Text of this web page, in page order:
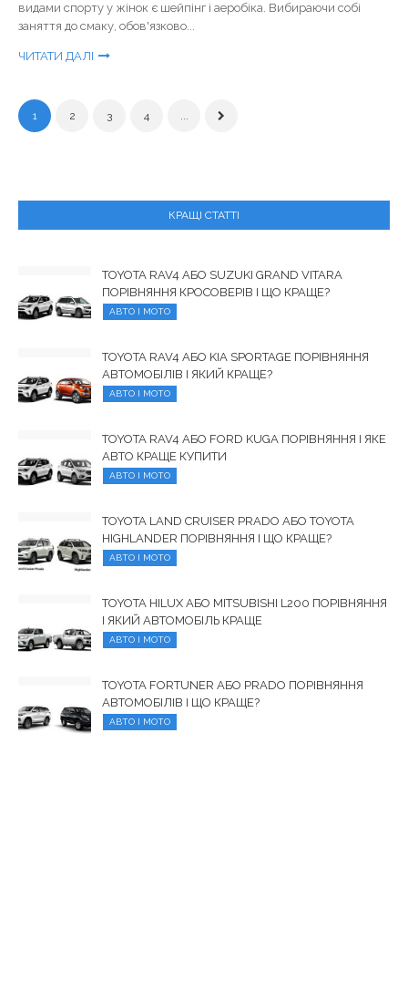
видами спорту у жінок є шейпінг і аеробіка. Вибираючи собі
заняття до смаку, обов'язково...
ЧИТАТИ ДАЛІ
1 2 3 4 ...
КРАЩІ СТАТТІ
TOYOTA RAV4 АБО SUZUKI GRAND VITARA
ПОРІВНЯННЯ КРОСОВЕРІВ І ЩО КРАЩЕ?
АВТО І МОТО
TOYOTA RAV4 АБО KIA SPORTAGE ПОРІВНЯННЯ
АВТОМОБІЛІВ І ЯКИЙ КРАЩЕ?
АВТО І МОТО
TOYOTA RAV4 АБО FORD KUGA ПОРІВНЯННЯ І ЯКЕ
АВТО КРАЩЕ КУПИТИ
АВТО І МОТО
TOYOTA LAND CRUISER PRADO АБО TOYOTA
HIGHLANDER ПОРІВНЯННЯ І ЩО КРАЩЕ?
АВТО І МОТО
TOYOTA HILUX АБО MITSUBISHI L200 ПОРІВНЯННЯ
І ЯКИЙ АВТОМОБІЛЬ КРАЩЕ
АВТО І МОТО
TOYOTA FORTUNER АБО PRADO ПОРІВНЯННЯ
АВТОМОБІЛІВ І ЩО КРАЩЕ?
АВТО І МОТО